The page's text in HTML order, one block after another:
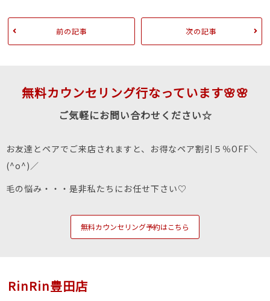
前の記事 次の記事
無料カウンセリング行なっています🌸🌸
ご気軽にお問い合わせください☆
お友達とペアでご来店されますと、お得なペア割引５％OFF＼
(^o^)／
毛の悩み・・・是非私たちにお任せ下さい♡
無料カウンセリング予約はこちら
RinRin豊田店